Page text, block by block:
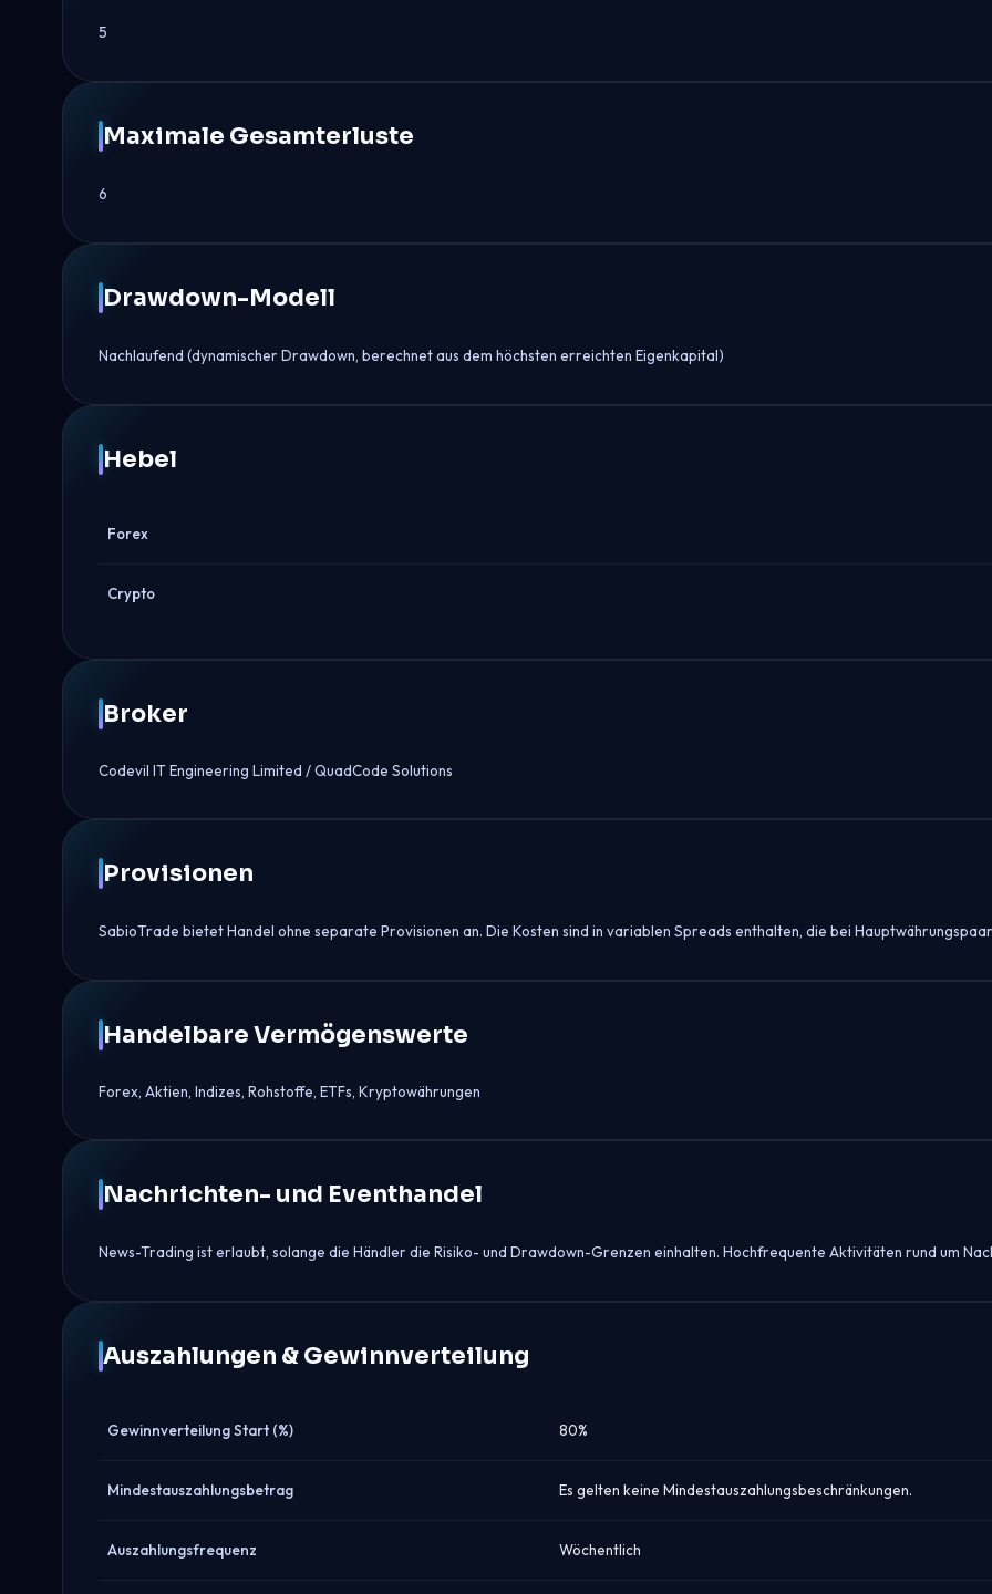
5
Maximale Gesamterluste
6
Drawdown-Modell
Nachlaufend (dynamischer Drawdown, berechnet aus dem höchsten erreichten Eigenkapital)
Hebel
Forex
Crypto
Broker
Codevil IT Engineering Limited / QuadCode Solutions
Provisionen
SabioTrade bietet Handel ohne separate Provisionen an. Die Kosten sind in variablen Spreads enthalten, die bei
Handelbare Vermögenswerte
Forex, Aktien, Indizes, Rohstoffe, ETFs, Kryptowährungen
Nachrichten- und Eventhandel
News-Trading ist erlaubt, solange die Händler die Risiko- und Drawdown-Grenzen einhalten. Hochfrequente Aktivitäten rund um
Auszahlungen & Gewinnverteilung
Gewinnverteilung Start (%) 80%
Mindestauszahlungsbetrag Es gelten keine Mindestauszahlungsbeschränkungen.
Auszahlungsfrequenz Wöchentlich